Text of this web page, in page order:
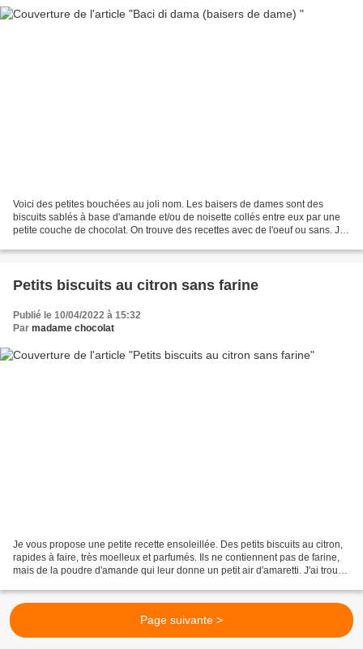
Voici des petites bouchées au joli nom. Les baisers de dames sont des
biscuits sablés à base d'amande et/ou de noisette collés entre eux par une
petite couche de chocolat. On trouve des recettes avec de l'oeuf ou sans. J'ai
Petits biscuits au citron sans farine
Publié le 10/04/2022 à 15:32
Par madame chocolat
Je vous propose une petite recette ensoleillée. Des petits biscuits au citron,
rapides à faire, très moelleux et parfumés. Ils ne contiennent pas de farine,
mais de la poudre d'amande qui leur donne un petit air d'amaretti. J'ai trouvé
Page suivante >